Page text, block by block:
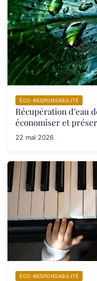
ÉCO-RESPONSABILITÉ
Récupération d’eau
économiser et
22 mai 2026
ÉCO-RESPONSABILITÉ